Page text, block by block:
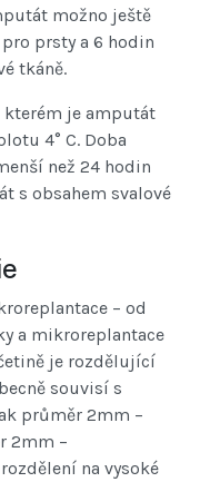
možno ještě
prsty a 6 hodin
tkáně.
kterém je amputát
4° C. Doba
než 24 hodin
s obsahem svalové
– od
a mikroreplantace
je rozdělující
souvisí s
průměr 2mm –
2mm –
na vysoké